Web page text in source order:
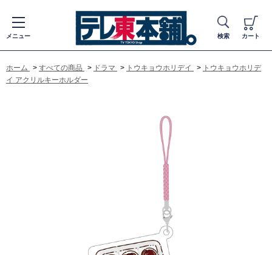
メニュー 検索 カート
ホーム > すべての商品 > ドラマ > トウキョウホリデイ > トウキョウホリデ
イ アクリルキーホルダー